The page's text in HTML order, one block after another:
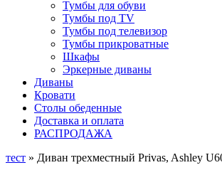
Тумбы для обуви
Тумбы под TV
Тумбы под телевизор
Тумбы прикроватные
Шкафы
Эркерные диваны
Диваны
Кровати
Столы обеденные
Доставка и оплата
РАСПРОДАЖА
тест » Диван трехместный Privas, Ashley